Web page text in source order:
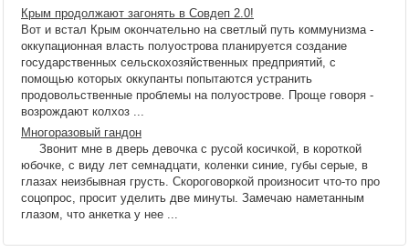
Крым продолжают загонять в Совдеп 2.0!
Вот и встал Крым окончательно на светлый путь коммунизма -
оккупационная власть полуострова планируется создание
государственных сельскохозяйственных предприятий, с
помощью которых оккупанты попытаются устранить
продовольственные проблемы на полуострове. Проще говоря -
возрождают колхоз ...
Многоразовый гандон
Звонит мне в дверь девочка с русой косичкой, в короткой
юбочке, с виду лет семнадцати, коленки синие, губы серые, в
глазах неизбывная грусть. Скороговоркой произносит что-то про
соцопрос, просит уделить две минуты. Замечаю наметанным
глазом, что анкетка у нее ...